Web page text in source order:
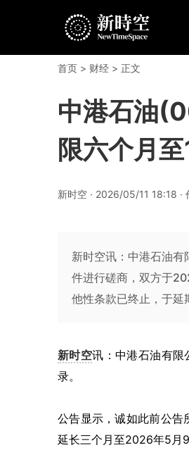
首页 > 财经 > 正文
中港石油
限六个月
新时空 · 2026/05/11 18:18 ·
新时空讯：中港石油
件进行磋商，双方于
他性条款已终止，于延
新时空讯：中港石油有
录。
公告显示，诚如此前公告
延长三个月至2026年5月